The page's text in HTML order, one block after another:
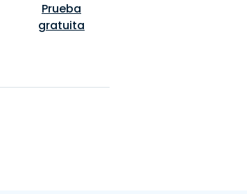
Prueba
gratuita